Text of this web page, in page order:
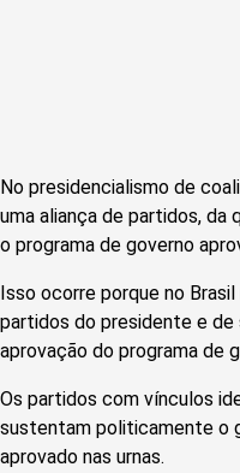
No presidencialismo de
uma aliança de partidos, da
o programa de governo
Isso ocorre porque no
partidos do presidente e de
aprovação do programa de
Os partidos com vínculos
sustentam politicamente o
aprovado nas urnas.